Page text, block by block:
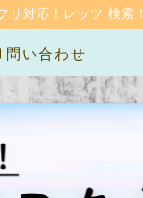
リ対応！レッツ 検索！
問い合わせ